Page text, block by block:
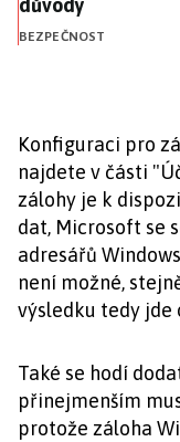
důvody
BEZPEČNOST
Konfiguraci pro
najdete v části
zálohy je k
dat, Microsoft se
adresářů
není možné,
výsledku tedy jde
Také se hodí
přinejmenším
protože záloha